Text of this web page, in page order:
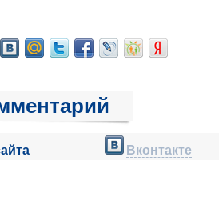
Вконтакте